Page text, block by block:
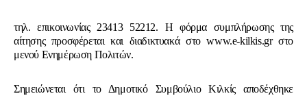
τηλ. επικοινωνίας 23413 52212. Η φόρμα συμπλήρωσης της
αίτησης προσφέρεται και διαδικτυακά στο www.e-kilkis.gr στο
μενού Ενημέρωση Πολιτών.
Σημειώνεται ότι το Δημοτικό Συμβούλιο Κιλκίς αποδέχθηκε